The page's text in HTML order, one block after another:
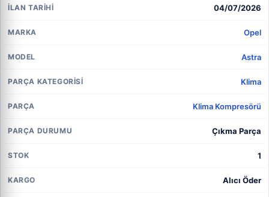
İLAN TARIHI 04/07/2026
MARKA Opel
MODEL Astra
PARÇA KATEGORISI Klima
PARÇA Klima Kompresörü
PARÇA DURUMU Çıkma Parça
STOK 1
KARGO Alıcı Öder